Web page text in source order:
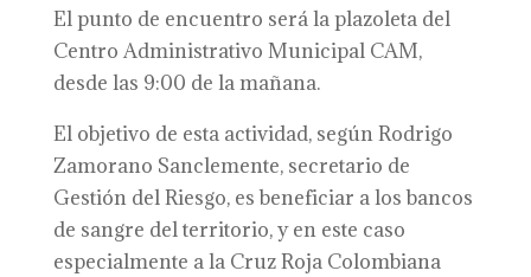
El punto de encuentro será la plazoleta del
Centro Administrativo Municipal CAM,
desde las 9:00 de la mañana.
El objetivo de esta actividad, según Rodrigo
Zamorano Sanclemente, secretario de
Gestión del Riesgo, es beneficiar a los bancos
de sangre del territorio, y en este caso
especialmente a la Cruz Roja Colombiana